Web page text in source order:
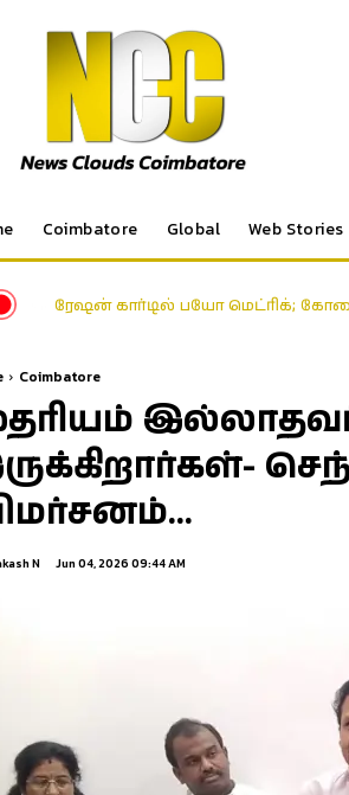
Coimbatore Global Web Stories
ரேஷன் கார்டில் பயோ மெட்ரிக்;
Coimbatore
N Jun 04, 2026 09:44 AM